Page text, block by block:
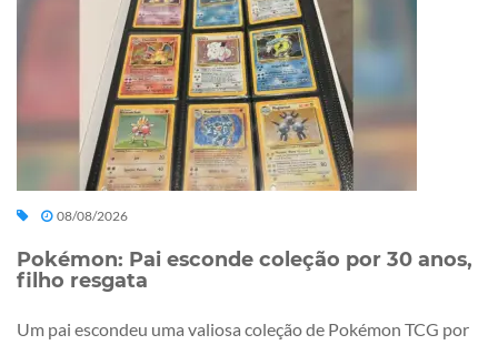
08/08/2026
Pokémon: Pai esconde coleção por 30 anos,
filho resgata
Um pai escondeu uma valiosa coleção de Pokémon TCG por